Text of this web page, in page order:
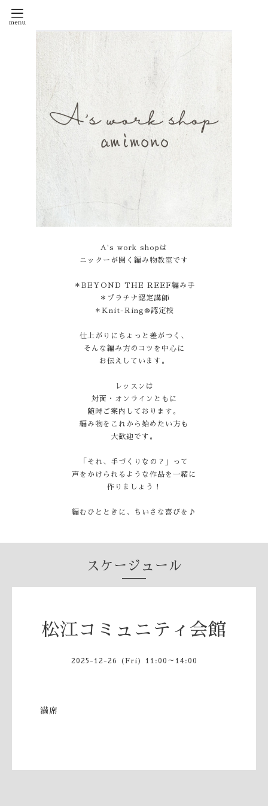
A's work shopは
ニッターが開く編み物教室です
＊BEYOND THE REEF編み手
＊プラチナ認定講師
＊Knit-Ring®認定校
仕上がりにちょっと差がつく、
そんな編み方のコツを中心に
お伝えしています。
レッスンは
対面・オンラインともに
随時ご案内しております。
編み物をこれから始めたい方も
大歓迎です。
「それ、手づくりなの？」って
声をかけられるような作品を一緒に
作りましょう！
編むひとときに、ちいさな喜びを♪
スケージュール
松江コミュニティ会館
2025-12-26 (Fri) 11:00～14:00
満席